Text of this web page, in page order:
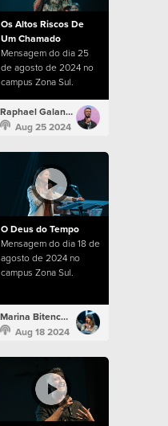
Os Altos Riscos De
Um Chamado
Mensagem do dia 25
de agosto de 2024 no
campus Zona Sul.
Raphael Galante
Aug 25 2024
O Deus do Tempo
Mensagem do dia 18 de
agosto de 2024 no
campus Zona Sul.
Marina Bitencourt
Aug 18 2024